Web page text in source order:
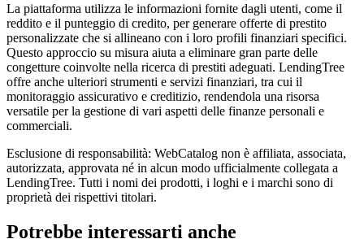
La piattaforma utilizza le informazioni fornite dagli utenti, come il
reddito e il punteggio di credito, per generare offerte di prestito
personalizzate che si allineano con i loro profili finanziari specifici.
Questo approccio su misura aiuta a eliminare gran parte delle
congetture coinvolte nella ricerca di prestiti adeguati. LendingTree
offre anche ulteriori strumenti e servizi finanziari, tra cui il
monitoraggio assicurativo e creditizio, rendendola una risorsa
versatile per la gestione di vari aspetti delle finanze personali e
commerciali.
Esclusione di responsabilità: WebCatalog non è affiliata, associata,
autorizzata, approvata né in alcun modo ufficialmente collegata a
LendingTree. Tutti i nomi dei prodotti, i loghi e i marchi sono di
proprietà dei rispettivi titolari.
Potrebbe interessarti anche